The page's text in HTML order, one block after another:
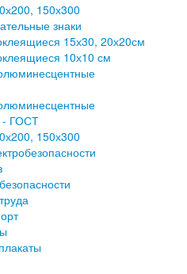
150х300
знаки
15х30, 20х20см
10х10 см
- ГОСТ
150х300